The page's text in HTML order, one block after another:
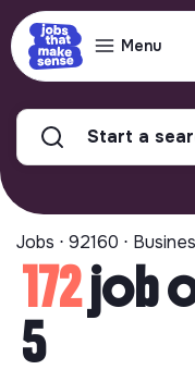
Menu
Start a
Jobs ⋅ 92160 ⋅
172job
5